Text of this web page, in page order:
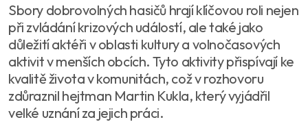
Sbory dobrovolných hasičů hrají klíčovou roli nejen
při zvládání krizových událostí, ale také jako
důležití aktéři v oblasti kultury a volnočasových
aktivit v menších obcích. Tyto aktivity přispívají ke
kvalitě života v komunitách, což v rozhovoru
zdůraznil hejtman Martin Kukla, který vyjádřil
velké uznání za jejich práci.